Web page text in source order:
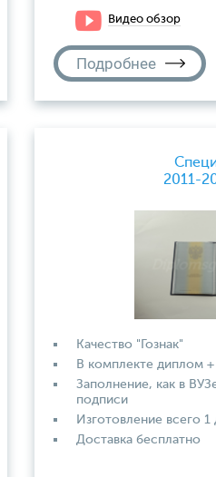
Видео обзор
Подробнее
2011-
Качество "Гознак"
В комплекте диплом
Заполнение, как в
подписи
Изготовление всего 1
Доставка бесплатно